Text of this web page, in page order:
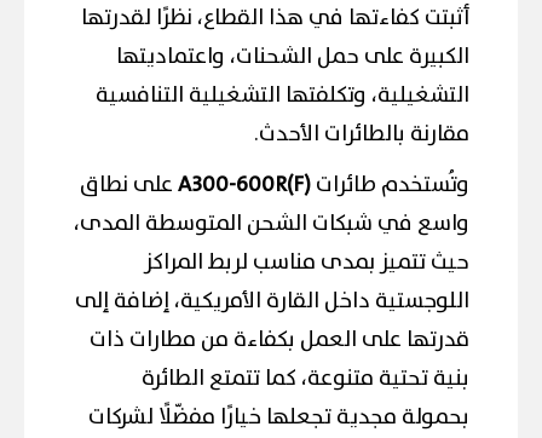
أثبتت كفاءتها في هذا القطاع، نظرًا لقدرتها
الكبيرة على حمل الشحنات، واعتماديتها
التشغيلية، وتكلفتها التشغيلية التنافسية
مقارنة بالطائرات الأحدث.
وتُستخدم طائراتA300-600R(F)على نطاق
واسع في شبكات الشحن المتوسطة المدى،
حيث تتميز بمدى مناسب لربط المراكز
اللوجستية داخل القارة الأمريكية، إضافة إلى
قدرتها على العمل بكفاءة من مطارات ذات
بنية تحتية متنوعة، كما تتمتع الطائرة
بحمولة مجدية تجعلها خيارًا مفضّلًا لشركات